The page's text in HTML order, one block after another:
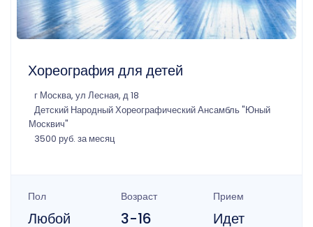
Хореография для детей
г Москва, ул Лесная, д 18
Детский Народный Хореографический Ансамбль "Юный
Москвич"
3500 руб. за месяц
Пол
Любой
Возраст
3-16
Прием
Идет